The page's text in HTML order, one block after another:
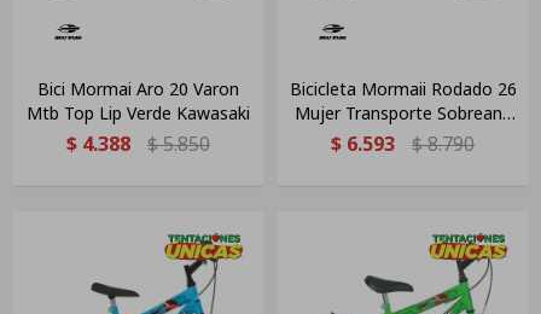
Bici Mormai Aro 20 Varon
Mtb Top Lip Verde Kawasaki
$ 4.388 $5.850
Bicicleta Mormaii Rodado 26
Mujer Transporte Sobreana
Con Canasto Violeta
$ 6.593 $8.790